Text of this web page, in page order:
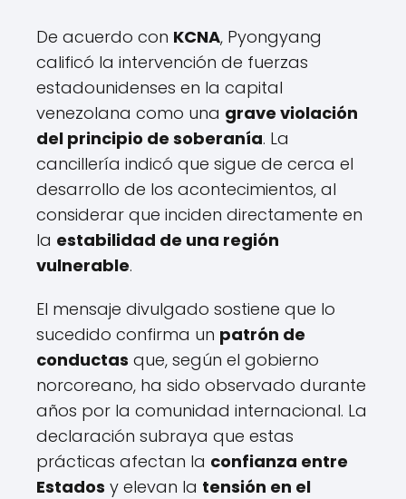
De acuerdo con KCNA, Pyongyang
calificó la intervención de fuerzas
estadounidenses en la capital
venezolana como una grave violación
del principio de soberanía. La
cancillería indicó que sigue de cerca el
desarrollo de los acontecimientos, al
considerar que inciden directamente en
la estabilidad de una región
vulnerable.
El mensaje divulgado sostiene que lo
sucedido confirma un patrón de
conductas que, según el gobierno
norcoreano, ha sido observado durante
años por la comunidad internacional. La
declaración subraya que estas
prácticas afectan la confianza entre
Estados y elevan la tensión en el